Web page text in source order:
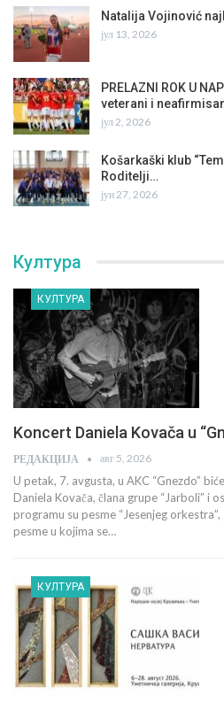
Natalija Vojinović
јул 13, 2026
PRELAZNI ROK U
veterani i
јул 2, 2026
Košarkaški klub
Roditelji…
јун 27, 2026
Култура
КУЛТУРА
Koncert Daniela Kovača u
РЕДАКЦИЈА авг 5, 2026
U petak, 7. avgusta, u AKC “Gnezdo”
Daniela Kovača, člana grupe “Jarboli” i
programu su pesme “Jesenjeg
pesme u kojima se…
КУЛТУРА